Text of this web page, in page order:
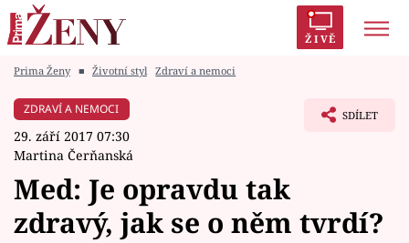
ŽIVĚ
Módní alarm
Zrádci
Témata
Prima Ženy ■ Životní styl Zdraví a nemoci
ZDRAVÍ A NEMOCI
29. září 2017 07:30
Martina Čerňanská
SDÍLET
Med: Je opravdu tak
zdravý, jak se o něm tvrdí?